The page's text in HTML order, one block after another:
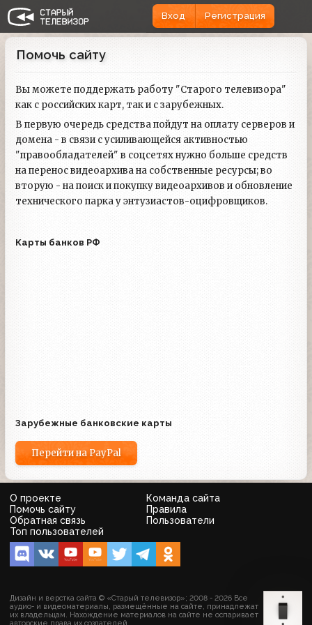
Вход Регистрация
Помочь сайту
Вы можете поддержать работу "Старого телевизора"
как с российских карт, так и с зарубежных.
В первую очередь средства пойдут на оплату серверов и
домена - в связи с усиливающейся активностью
"правообладателей" в соцсетях нужно больше средств
на перенос видеоархива на собственные ресурсы; во
вторую - на поиск и покупку видеоархивов и обновление
технического парка у энтузиастов-оцифровщиков.
Карты банков РФ
Зарубежные банковские карты
Перейти на PayPal
О проекте
Команда сайта
Помочь сайту
Правила
Обратная связь
Пользователи
Топ пользователей
Дизайн и верстка сайта © «Старый телевизор»; 2008 - 2026 Все
аудио- и видеоматериалы, размещённые на сайте, принадлежат
их владельцам. Нахождение материалов на сайте не оспаривает
авторские права их создателей.